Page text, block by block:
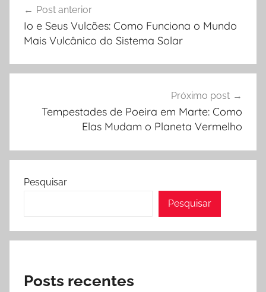
de
Post
Post anterior
Io e Seus Vulcões: Como Funciona o Mundo
Mais Vulcânico do Sistema Solar
Próximo post
Tempestades de Poeira em Marte: Como
Elas Mudam o Planeta Vermelho
Pesquisar
Pesquisar
Posts recentes